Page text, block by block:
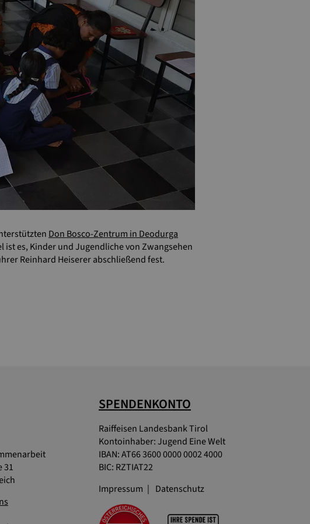
Don Bosco-Zentrum in Deodurga
es, Kinder und Jugendliche von Zwangsehen
Reinhard Heiserer abschließend fest.
31
SPENDENKONTO
Raiffeisen Landesbank Tirol
Kontoinhaber: Jugend Eine Welt
IBAN: AT66 3600 0000 0002 4000
BIC: RZTIAT22
Impressum
Datenschutz